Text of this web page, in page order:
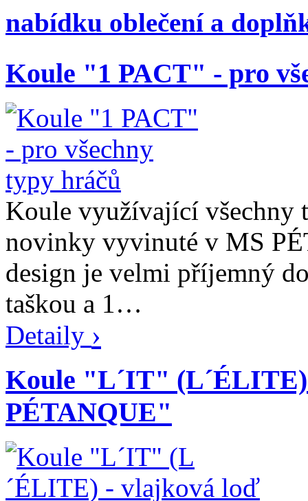
nabídku oblečení a
Koule "1 PACT" - pro
Koule využívající všechny
novinky vyvinuté v MS
design je velmi příjemný
taškou a 1…
Detaily ›
Koule "L´IT"
PÉTANQUE"